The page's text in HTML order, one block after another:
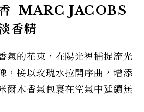
香 MARC JACOBS
香精
氣的花束，在陽光裡捕捉流光
，接以玫瑰水拉開序曲，增添
爾木香氣包裹在空氣中延續無